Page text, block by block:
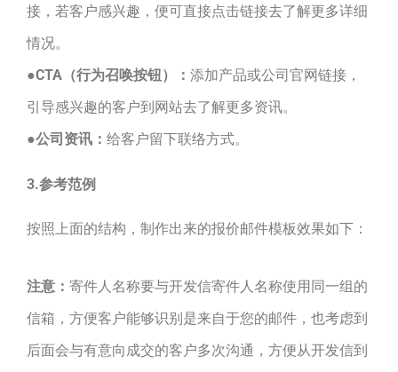
接，若客户感兴趣，便可直接点击链接去了解更多详细
情况。
●CTA（行为召唤按钮）： 添加产品或公司官网链接，
引导感兴趣的客户到网站去了解更多资讯。
●公司资讯： 给客户留下联络方式。
3.参考范例
按照上面的结构，制作出来的报价邮件模板效果如下：
注意： 寄件人名称要与开发信寄件人名称使用同一组的
信箱，方便客户能够识别是来自于您的邮件，也考虑到
后面会与有意向成交的客户多次沟通，方便从开发信到